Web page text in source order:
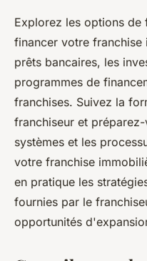
Explorez les options de
financer votre
prêts bancaires, les
programmes de
franchises. Suivez la
franchiseur et
systèmes et les
votre franchise
en pratique les
fournies par le
opportunités